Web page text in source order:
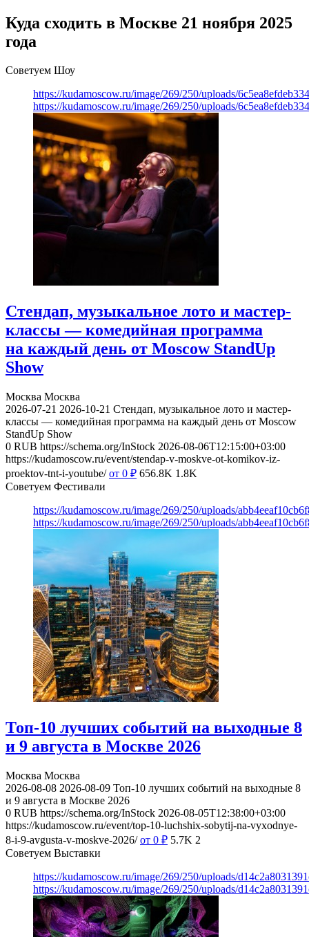
Куда сходить в Москве 21 ноября 2025
года
Советуем Шоу
https://kudamoscow.ru/image/269/250/uploads/
https://kudamoscow.ru/image/269/250/uploads/
Стендап, музыкальное лото и мастер-
классы — комедийная программа
на каждый день от Moscow StandUp
Show
Москва Москва
2026-07-21 2026-10-21 Стендап, музыкальное лото и мастер-
классы — комедийная программа на каждый день от Moscow
StandUp Show
0 RUB https://schema.org/InStock 2026-08-06T12:15:00+03:00
https://kudamoscow.ru/event/stendap-v-moskve-ot-komikov-iz-
proektov-tnt-i-youtube/ от 0 ₽ 656.8K 1.8K
Советуем Фестивали
https://kudamoscow.ru/image/269/250/uploads/
https://kudamoscow.ru/image/269/250/uploads/
Топ-10 лучших событий на выходные 8
и 9 августа в Москве 2026
Москва Москва
2026-08-08 2026-08-09 Топ-10 лучших событий на выходные 8
и 9 августа в Москве 2026
0 RUB https://schema.org/InStock 2026-08-05T12:38:00+03:00
https://kudamoscow.ru/event/top-10-luchshix-sobytij-na-vyxodnye-
8-i-9-avgusta-v-moskve-2026/ от 0 ₽ 5.7K 2
Советуем Выставки
https://kudamoscow.ru/image/269/250/uploads/
https://kudamoscow.ru/image/269/250/uploads/